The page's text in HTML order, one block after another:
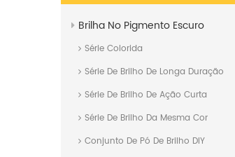
Brilha No Pigmento Escuro
Série Colorida
Série De Brilho De Longa Duração
Série De Brilho De Ação Curta
Série De Brilho Da Mesma Cor
Conjunto De Pó De Brilho DIY